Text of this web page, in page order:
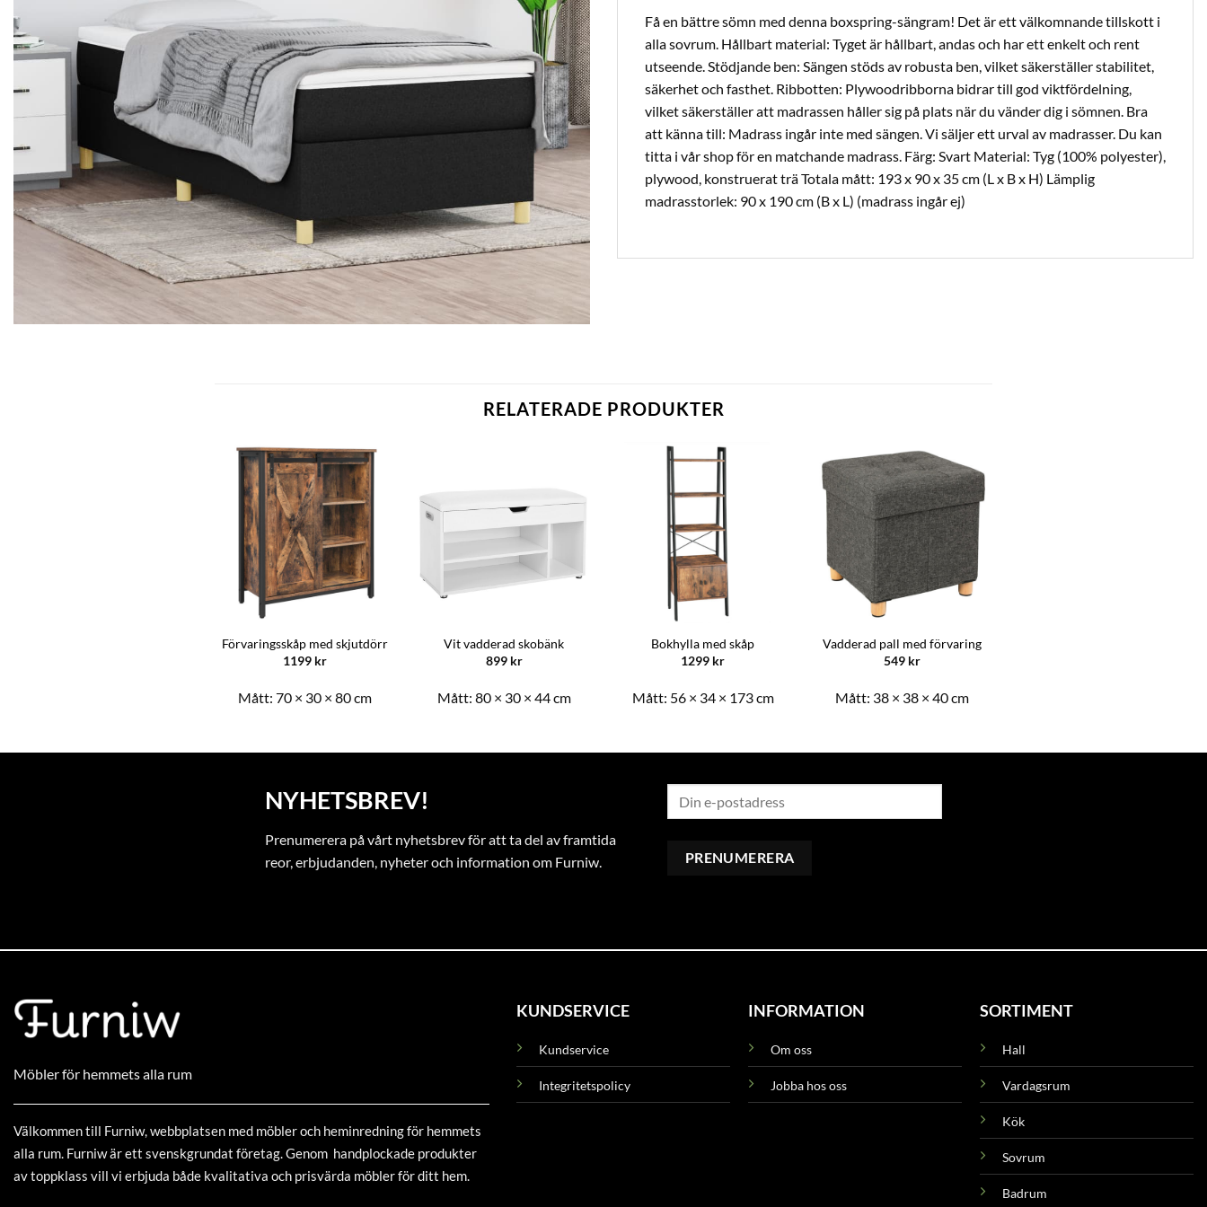
Få en bättre sömn med denna boxspring-sängram! Det är ett välkomnande tillskott i
alla sovrum. Hållbart material: Tyget är hållbart, andas och har ett enkelt och rent
utseende. Stödjande ben: Sängen stöds av robusta ben, vilket säkerställer stabilitet,
säkerhet och fasthet. Ribbotten: Plywoodribborna bidrar till god viktfördelning,
vilket säkerställer att madrassen håller sig på plats när du vänder dig i sömnen. Bra
att känna till: Madrass ingår inte med sängen. Vi säljer ett urval av madrasser. Du kan
titta i vår shop för en matchande madrass. Färg: Svart Material: Tyg (100% polyester),
plywood, konstruerat trä Totala mått: 193 x 90 x 35 cm (L x B x H) Lämplig
madrasstorlek: 90 x 190 cm (B x L) (madrass ingår ej)
RELATERADE PRODUKTER
Förvaringsskåp med skjutdörr
1199 kr
Mått:70 × 30 × 80 cm
Vit vadderad skobänk
899 kr
Mått: 80 × 30 × 44 cm
Bokhylla med skåp
1299 kr
Mått: 56 × 34 × 173 cm
Vadderad pall med förvaring
549 kr
Mått: 38 × 38 × 40 cm
NYHETSBREV!
Prenumerera på vårt nyhetsbrev för att ta del av framtida
reor, erbjudanden, nyheter och information om Furniw.
Möbler för hemmets alla rum
Välkommen till Furniw, webbplatsen med möbler och heminredning för hemmets
alla rum. Furniw är ett svenskgrundat företag. Genom handplockade produkter
av toppklass vill vi erbjuda både kvalitativa och prisvärda möbler för ditt hem.
KUNDSERVICE
Kundservice
Integritetspolicy
INFORMATION
Om oss
Jobba hos oss
SORTIMENT
Hall
Vardagsrum
Kök
Sovrum
Badrum